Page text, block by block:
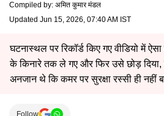
Compiled by: अमित कुमार मंडल
Updated Jun 15, 2026, 07:40 AM IST
घटनास्थल पर रिकॉर्ड किए गए वीडियो में
के किनारे तक ले गए और फिर उसे छोड़ दिया,
अनजान थे कि कमर पर सुरक्षा रस्सी ही नहीं
Follow